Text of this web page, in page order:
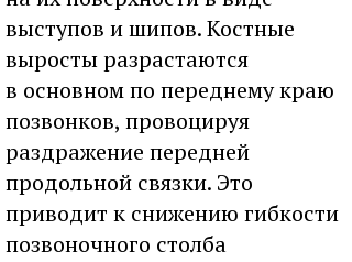
выступов и шипов. Костные
выросты разрастаются
в основном по переднему краю
позвонков, провоцируя
раздражение передней
продольной связки. Это
приводит к снижению гибкости
позвоночного столба